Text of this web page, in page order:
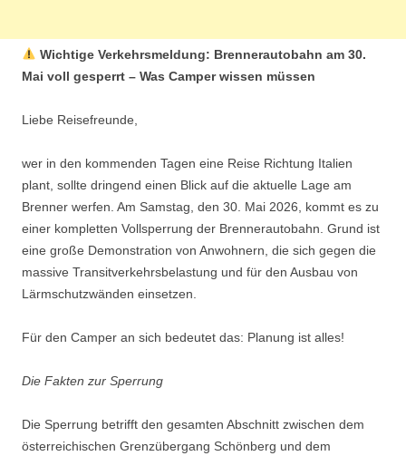
Wichtige Verkehrsmeldung: Brennerautobahn am 30.
Mai voll gesperrt – Was Camper wissen müssen
Liebe Reisefreunde,
wer in den kommenden Tagen eine Reise Richtung Italien
plant, sollte dringend einen Blick auf die aktuelle Lage am
Brenner werfen. Am Samstag, den 30. Mai 2026, kommt es zu
einer kompletten Vollsperrung der Brennerautobahn. Grund ist
eine große Demonstration von Anwohnern, die sich gegen die
massive Transitverkehrsbelastung und für den Ausbau von
Lärmschutzwänden einsetzen.
Für den Camper an sich bedeutet das: Planung ist alles!
Die Fakten zur Sperrung
Die Sperrung betrifft den gesamten Abschnitt zwischen dem
österreichischen Grenzübergang Schönberg und dem